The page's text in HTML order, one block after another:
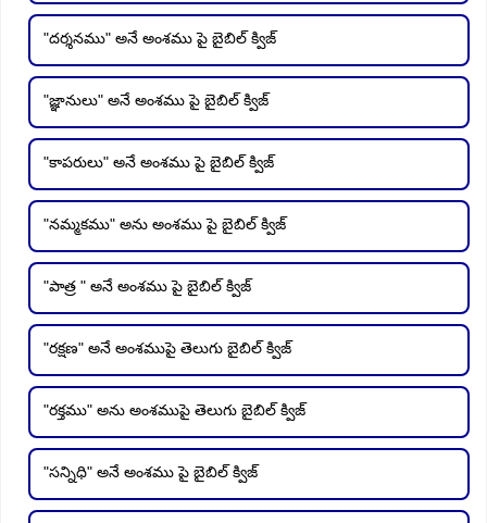
"దర్శనము" అనే అంశము పై బైబిల్ క్విజ్
"జ్ఞానులు" అనే అంశము పై బైబిల్ క్విజ్
"కాపరులు" అనే అంశము పై బైబిల్ క్విజ్
"నమ్మకము" అను అంశము పై బైబిల్ క్విజ్
"పాత్ర " అనే అంశము పై బైబిల్ క్విజ్
"రక్షణ" అనే అంశముపై తెలుగు బైబిల్ క్విజ్
"రక్తము" అను అంశముపై తెలుగు బైబిల్ క్విజ్
"సన్నిధి" అనే అంశము పై బైబిల్ క్విజ్